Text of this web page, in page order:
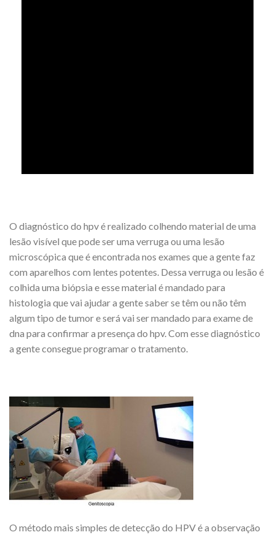
O diagnóstico do hpv é realizado colhendo material de uma
lesão visível que pode ser uma verruga ou uma lesão
microscópica que é encontrada nos exames que a gente faz
com aparelhos com lentes potentes. Dessa verruga ou lesão é
colhida uma biópsia e esse material é mandado para
histologia que vai ajudar a gente saber se têm ou não têm
algum tipo de tumor e será vai ser mandado para exame de
dna para confirmar a presença do hpv. Com esse diagnóstico
a gente consegue programar o tratamento.
O método mais simples de detecção do HPV é a observação